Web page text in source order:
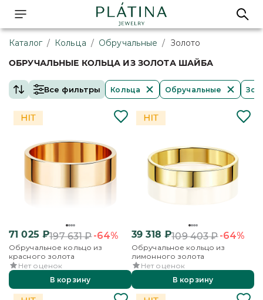
Каталог / Кольца / Обручальные / Золото
ОБРУЧАЛЬНЫЕ КОЛЬЦА ИЗ ЗОЛОТА ШАЙБА
Все фильтры Кольца Обручальные
71 025 ₽197 631₽-64%
Обручальное кольцо из
красного золота
Нет оценок
В корзину
39 318 ₽109 403₽-64%
Обручальное кольцо из
лимонного золота
Нет оценок
В корзину